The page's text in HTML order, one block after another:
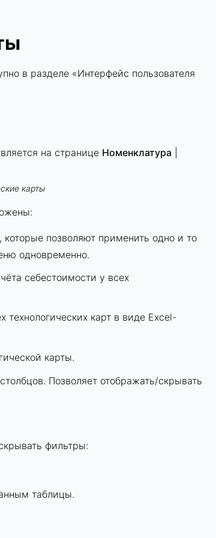
в разделе «Интерфейс пользователя
на странице Номенклатура
карты
позволяют применить одно и то
одновременно.
себестоимости у всех
технологических карт в виде Excel-
карты.
Позволяет отображать/скрывать
фильтры:
таблицы.